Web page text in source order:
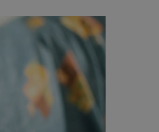
Niesklasyfikowane
internetowej, takich jak logowanie użytkownika i
ze strony internetowej.